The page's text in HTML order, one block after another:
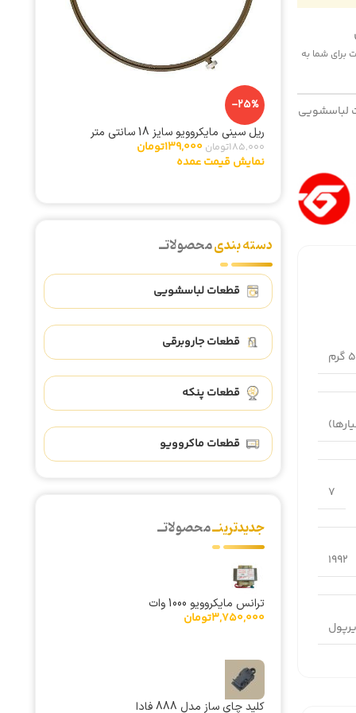
پست برای شما به
لباسشویی
7
1992
-25%
ریل سینی مایکروویو سایز 18 سانتی متر
185,000تومان 139,000تومان
نمایش قیمت عمده
دسته بندیمحصولاتــ
قطعات لباسشویی
قطعات جاروبرقی
قطعات پنکه
قطعات ماکروویو
جدیدترینــمحصولاتــ
ترانس مایکروویو 1000 وات
3,750,000تومان
کلید چای ساز مدل 888 فادا